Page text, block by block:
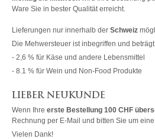
Ware Sie in bester Qualität erreicht.
Lieferungen nur innerhalb der Schweiz
Die Mehwersteuer ist inbegriffen und
- 2,6 % für Käse und andere Lebensmittel
- 8.1 % für Wein und Non-Food Produkte
LIEBER NEUKUNDE
Wenn Ihre erste Bestellung 100 CHF
Rechnung per E-Mail und bitten Sie um eine
Vielen Dank!